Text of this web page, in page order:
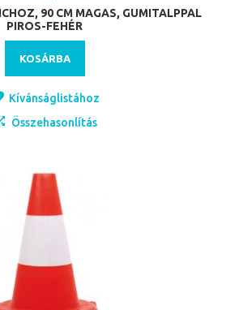
90 CM MAGAS, GUMITALPPAL
PIROS-FEHÉR
KOSÁRBA
Kívánságlistához
Összehasonlítás